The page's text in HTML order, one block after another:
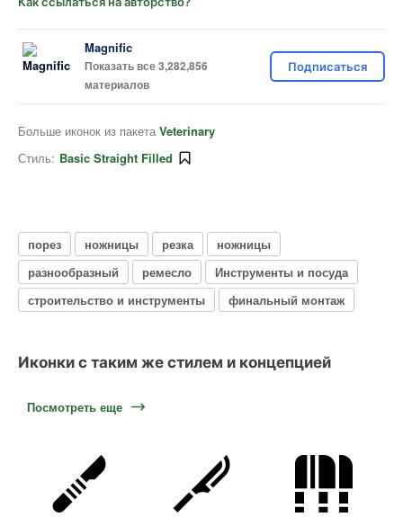
Magnific
Показать все 3,282,856
материалов
Подписаться
Больше иконок из пакета Veterinary
Стиль: Basic Straight Filled
порез ножницы резка
ножницы
разнообразный
ремесло
Инструменты и посуда
строительство и инструменты
финальный монтаж
Иконки с таким же стилем и концепцией
Посмотреть еще